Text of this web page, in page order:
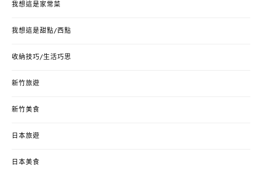
我想這是家常菜
我想這是甜點/西點
收納技巧/生活巧思
新竹旅遊
新竹美食
日本旅遊
日本美食